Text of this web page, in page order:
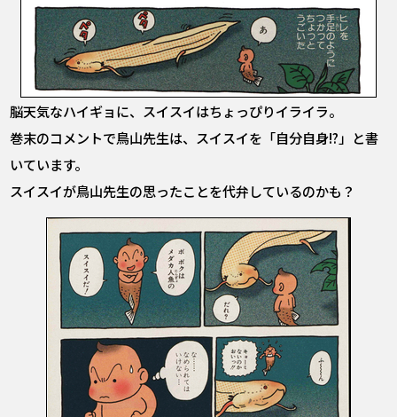
脳天気なハイギョに、スイスイはちょっぴりイライラ。
巻末のコメントで鳥山先生は、スイスイを「自分自身!?」と書
いています。
スイスイが鳥山先生の思ったことを代弁しているのかも？